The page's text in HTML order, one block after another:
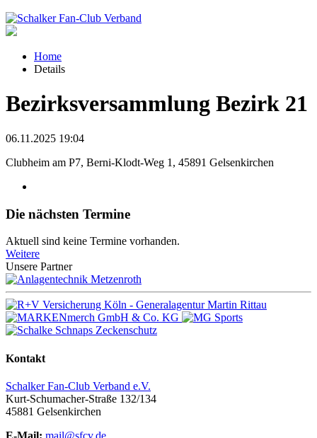
Home
Details
Bezirksversammlung Bezirk 21
06.11.2025 19:04
Clubheim am P7, Berni-Klodt-Weg 1, 45891 Gelsenkirchen
Die nächsten Termine
Aktuell sind keine Termine vorhanden.
Weitere
Unsere Partner
Kontakt
Schalker Fan-Club Verband e.V.
Kurt-Schumacher-Straße 132/134
45881 Gelsenkirchen
E-Mail: mail@sfcv.de